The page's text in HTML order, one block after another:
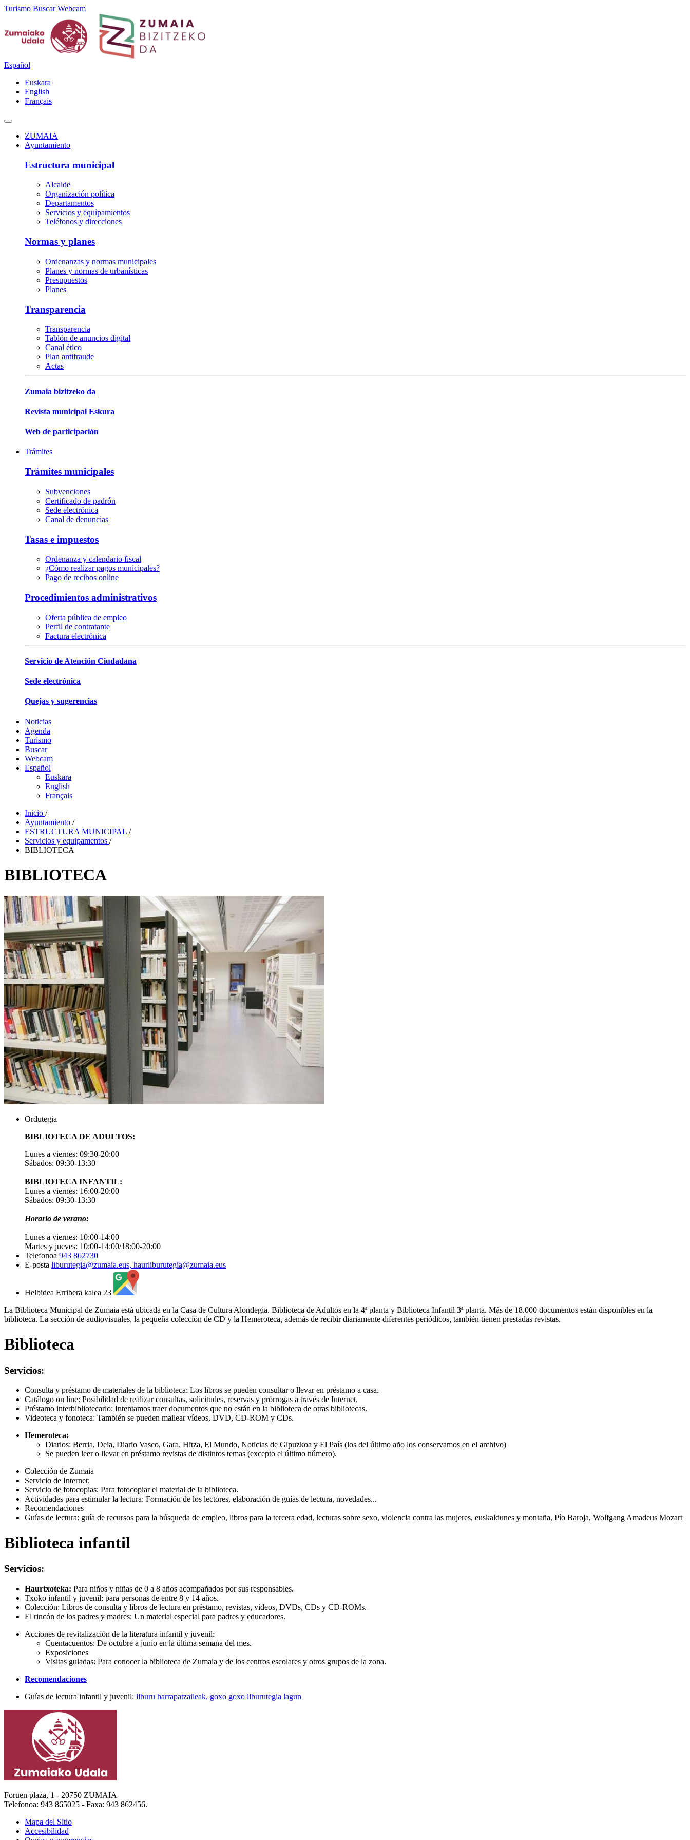
Turismo Buscar Webcam
Español
Euskara
English
Français
ZUMAIA
Ayuntamiento
Estructura municipal
Alcalde
Organización política
Departamentos
Servicios y equipamientos
Teléfonos y direcciones
Normas y planes
Ordenanzas y normas municipales
Planes y normas de urbanísticas
Presupuestos
Planes
Transparencia
Transparencia
Tablón de anuncios digital
Canal ético
Plan antifraude
Actas
Zumaia bizitzeko da
Revista municipal Eskura
Web de participación
Trámites
Trámites municipales
Subvenciones
Certificado de padrón
Sede electrónica
Canal de denuncias
Tasas e impuestos
Ordenanza y calendario fiscal
¿Cómo realizar pagos municipales?
Pago de recibos online
Procedimientos administrativos
Oferta pública de empleo
Perfil de contratante
Factura electrónica
Servicio de Atención Ciudadana
Sede electrónica
Quejas y sugerencias
Noticias
Agenda
Turismo
Buscar
Webcam
Español
Euskara
English
Français
Inicio /
Ayuntamiento /
ESTRUCTURA MUNICIPAL /
Servicios y equipamentos /
BIBLIOTECA
BIBLIOTECA
Ordutegia
BIBLIOTECA DE ADULTOS:
Lunes a viernes: 09:30-20:00
Sábados: 09:30-13:30
BIBLIOTECA INFANTIL:
Lunes a viernes: 16:00-20:00
Sábados: 09:30-13:30
Horario de verano:
Lunes a viernes: 10:00-14:00
Martes y jueves: 10:00-14:00/18:00-20:00
Telefonoa 943 862730
E-posta liburutegia@zumaia.eus, haurliburutegia@zumaia.eus
Helbidea Erribera kalea 23
La Biblioteca Municipal de Zumaia está ubicada en la Casa de Cultura Alondegia. Biblioteca de Adultos en la 4ª planta y Biblioteca Infantil 3ª planta. Más de 18.000 documentos están disponibles en la
biblioteca. La sección de audiovisuales, la pequeña colección de CD y la Hemeroteca, además de recibir diariamente diferentes periódicos, también tienen prestadas revistas.
Biblioteca
Servicios:
Consulta y préstamo de materiales de la biblioteca: Los libros se pueden consultar o llevar en préstamo a casa.
Catálogo on line: Posibilidad de realizar consultas, solicitudes, reservas y prórrogas a través de Internet.
Préstamo interbibliotecario: Intentamos traer documentos que no están en la biblioteca de otras bibliotecas.
Videoteca y fonoteca: También se pueden mailear vídeos, DVD, CD-ROM y CDs.
Hemeroteca:
Diarios: Berria, Deia, Diario Vasco, Gara, Hitza, El Mundo, Noticias de Gipuzkoa y El País (los del último año los conservamos en el archivo)
Se pueden leer o llevar en préstamo revistas de distintos temas (excepto el último número).
Colección de Zumaia
Servicio de Internet:
Servicio de fotocopias: Para fotocopiar el material de la biblioteca.
Actividades para estimular la lectura: Formación de los lectores, elaboración de guías de lectura, novedades...
Recomendaciones
Guías de lectura: guía de recursos para la búsqueda de empleo, libros para la tercera edad, lecturas sobre sexo, violencia contra las mujeres, euskaldunes y montaña, Pío Baroja, Wolfgang Amadeus Mozart
Biblioteca infantil
Servicios:
Haurtxoteka: Para niños y niñas de 0 a 8 años acompañados por sus responsables.
Txoko infantil y juvenil: para personas de entre 8 y 14 años.
Colección: Libros de consulta y libros de lectura en préstamo, revistas, vídeos, DVDs, CDs y CD-ROMs.
El rincón de los padres y madres: Un material especial para padres y educadores.
Acciones de revitalización de la literatura infantil y juvenil:
Cuentacuentos: De octubre a junio en la última semana del mes.
Exposiciones
Visitas guiadas: Para conocer la biblioteca de Zumaia y de los centros escolares y otros grupos de la zona.
Recomendaciones
Guías de lectura infantil y juvenil: liburu harrapatzaileak, goxo goxo liburutegia lagun
Foruen plaza, 1 - 20750 ZUMAIA
Telefonoa: 943 865025 - Faxa: 943 862456.
Mapa del Sitio
Accesibilidad